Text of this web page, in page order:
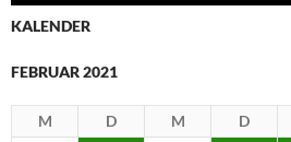
KALENDER
FEBRUAR 2021
M D M D